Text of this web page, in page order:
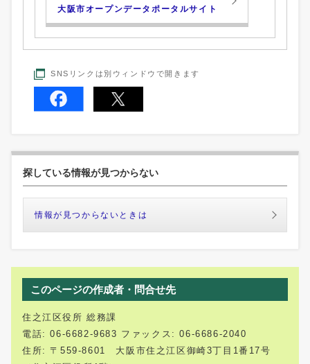
大阪市オープンデータポータルサイト
SNSリンクは別ウィンドウで開きます
探している情報が見つからない
情報が見つからないときは
このページの作成者・問合せ先
住之江区役所 総務課
電話: 06-6682-9683 ファックス: 06-6686-2040
住所: 〒559-8601 大阪市住之江区御崎3丁目1番17号